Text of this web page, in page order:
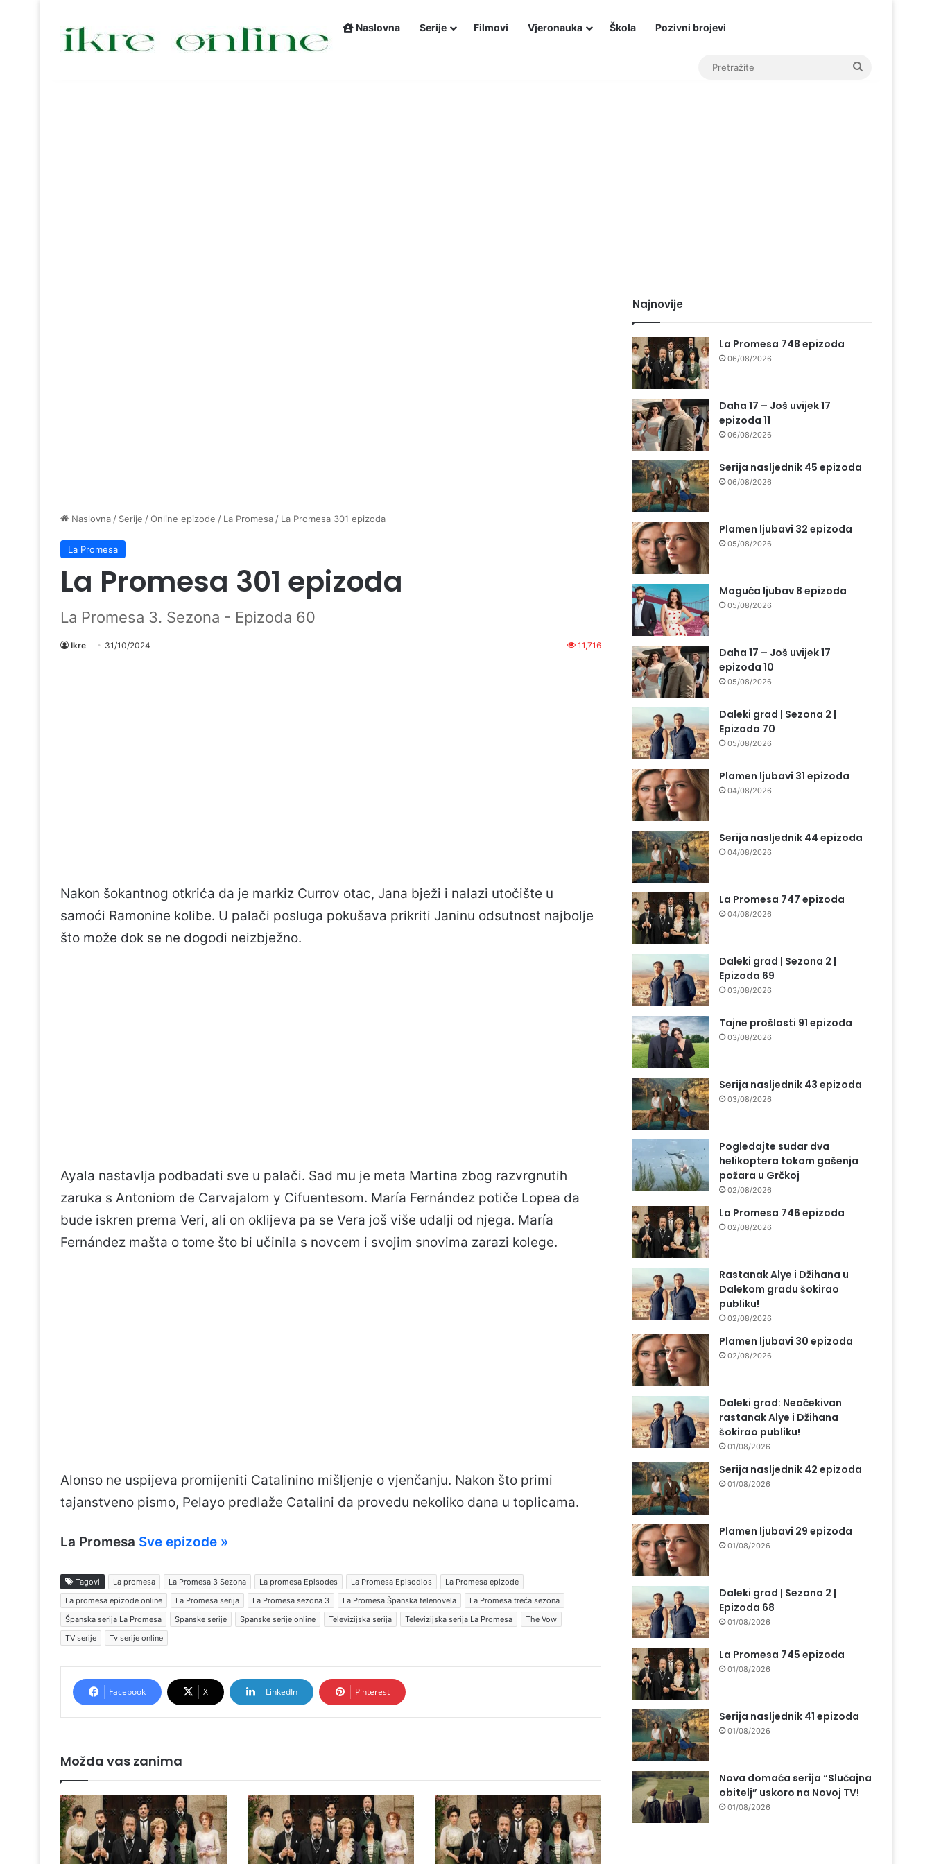
Naslovna Serije Filmovi Vjeronauka Škola Pozivni brojevi
Naslovna / Serije /Online epizode / La Promesa / La Promesa 301 epizoda
La Promesa
La Promesa 301 epizoda
La Promesa 3. Sezona - Epizoda 60
Ikre 31/10/2024 11,716
Nakon šokantnog otkrića da je markiz Currov otac, Jana bježi i nalazi utočište u
samoći Ramonine kolibe. U palači posluga pokušava prikriti Janinu odsutnost najbolje
što može dok se ne dogodi neizbježno.
Ayala nastavlja podbadati sve u palači. Sad mu je meta Martina zbog razvrgnutih
zaruka s Antoniom de Carvajalom y Cifuentesom. María Fernández potiče Lopea da
bude iskren prema Veri, ali on oklijeva pa se Vera još više udalji od njega. María
Fernández mašta o tome što bi učinila s novcem i svojim snovima zarazi kolege.
Alonso ne uspijeva promijeniti Catalinino mišljenje o vjenčanju. Nakon što primi
tajanstveno pismo, Pelayo predlaže Catalini da provedu nekoliko dana u toplicama.
La Promesa Sve epizode »
Tagovi La promesa La Promesa 3 Sezona La promesa Episodes La Promesa Episodios
La Promesa epizode
La promesa epizode online
La Promesa serija La Promesa sezona 3 La Promesa Španska telenovela
La Promesa treća sezona
Španska serija La Promesa
Spanske serije Spanske serije online Televizijska serija Televizijska serija La Promesa
The Vow
TV serije
Tv serije online
Facebook X LinkedIn Pinterest
Možda vas zanima
Najnovije
La Promesa 748 epizoda
06/08/2026
Daha 17 – Još uvijek 17
epizoda 11
06/08/2026
Serija nasljednik 45 epizoda
06/08/2026
Plamen ljubavi 32 epizoda
05/08/2026
Moguća ljubav 8 epizoda
05/08/2026
Daha 17 – Još uvijek 17
epizoda 10
05/08/2026
Daleki grad | Sezona 2 |
Epizoda 70
05/08/2026
Plamen ljubavi 31 epizoda
04/08/2026
Serija nasljednik 44 epizoda
04/08/2026
La Promesa 747 epizoda
04/08/2026
Daleki grad | Sezona 2 |
Epizoda 69
03/08/2026
Tajne prošlosti 91 epizoda
03/08/2026
Serija nasljednik 43 epizoda
03/08/2026
Pogledajte sudar dva
helikoptera tokom gašenja
požara u Grčkoj
02/08/2026
La Promesa 746 epizoda
02/08/2026
Rastanak Alye i Džihana u
Dalekom gradu šokirao
publiku!
02/08/2026
Plamen ljubavi 30 epizoda
02/08/2026
Daleki grad: Neočekivan
rastanak Alye i Džihana
šokirao publiku!
01/08/2026
Serija nasljednik 42 epizoda
01/08/2026
Plamen ljubavi 29 epizoda
01/08/2026
Daleki grad | Sezona 2 |
Epizoda 68
01/08/2026
La Promesa 745 epizoda
01/08/2026
Serija nasljednik 41 epizoda
01/08/2026
Nova domaća serija “Slučajna
obitelj” uskoro na Novoj TV!
01/08/2026